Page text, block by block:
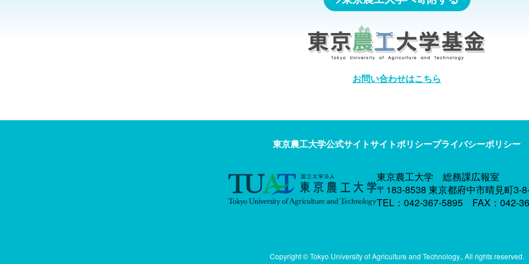
お問い合わせはこちら
東京農工大学公式サイトサイトポリシープライバシーポリシー
東京農工大学 総務課広報室
〒183-8538 東京都府中市晴見町3-
TEL：042-367-5895 FAX：042-
Copyright © Tokyo University of Agriculture and Technology., All rights reserved.